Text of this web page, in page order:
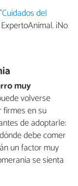
Cuidados del
¡No
muy
volverse
firmes en su
de adoptarle:
debe comer
un factor muy
se sienta